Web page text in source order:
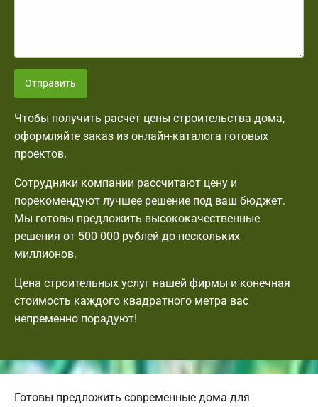
Отправить
Чтобы получить расчет цены строительства дома,
оформляйте заказ из онлайн-каталога готовых
проектов.
Сотрудники компании рассчитают цену и
порекомендуют лучшее решение под ваш бюджет.
Мы готовы предложить высококачественные
решения от 500 000 рублей до нескольких
миллионов.
Цена строительных услуг нашей фирмы и конечная
стоимость каждого квадратного метра вас
непременно порадуют!
Готовы предложить современные дома для